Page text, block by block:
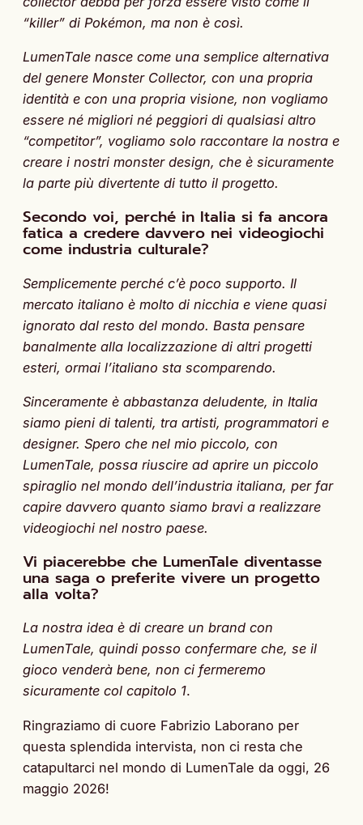
“killer” di Pokémon, ma non è così.
LumenTale nasce come una semplice alternativa
del genere Monster Collector, con una propria
identità e con una propria visione, non vogliamo
essere né migliori né peggiori di qualsiasi altro
“competitor”, vogliamo solo raccontare la nostra e
creare i nostri monster design, che è sicuramente
la parte più divertente di tutto il progetto.
Secondo voi, perché in Italia si fa ancora
fatica a credere davvero nei videogiochi
come industria culturale?
Semplicemente perché c’è poco supporto. Il
mercato italiano è molto di nicchia e viene quasi
ignorato dal resto del mondo. Basta pensare
banalmente alla localizzazione di altri progetti
esteri, ormai l’italiano sta scomparendo.
Sinceramente è abbastanza deludente, in Italia
siamo pieni di talenti, tra artisti, programmatori e
designer. Spero che nel mio piccolo, con
LumenTale, possa riuscire ad aprire un piccolo
spiraglio nel mondo dell’industria italiana, per far
capire davvero quanto siamo bravi a realizzare
videogiochi nel nostro paese.
Vi piacerebbe che LumenTale diventasse
una saga o preferite vivere un progetto
alla volta?
La nostra idea è di creare un brand con
LumenTale, quindi posso confermare che, se il
gioco venderà bene, non ci fermeremo
sicuramente col capitolo 1.
Ringraziamo di cuore Fabrizio Laborano per
questa splendida intervista, non ci resta che
catapultarci nel mondo di LumenTale da oggi, 26
maggio 2026!